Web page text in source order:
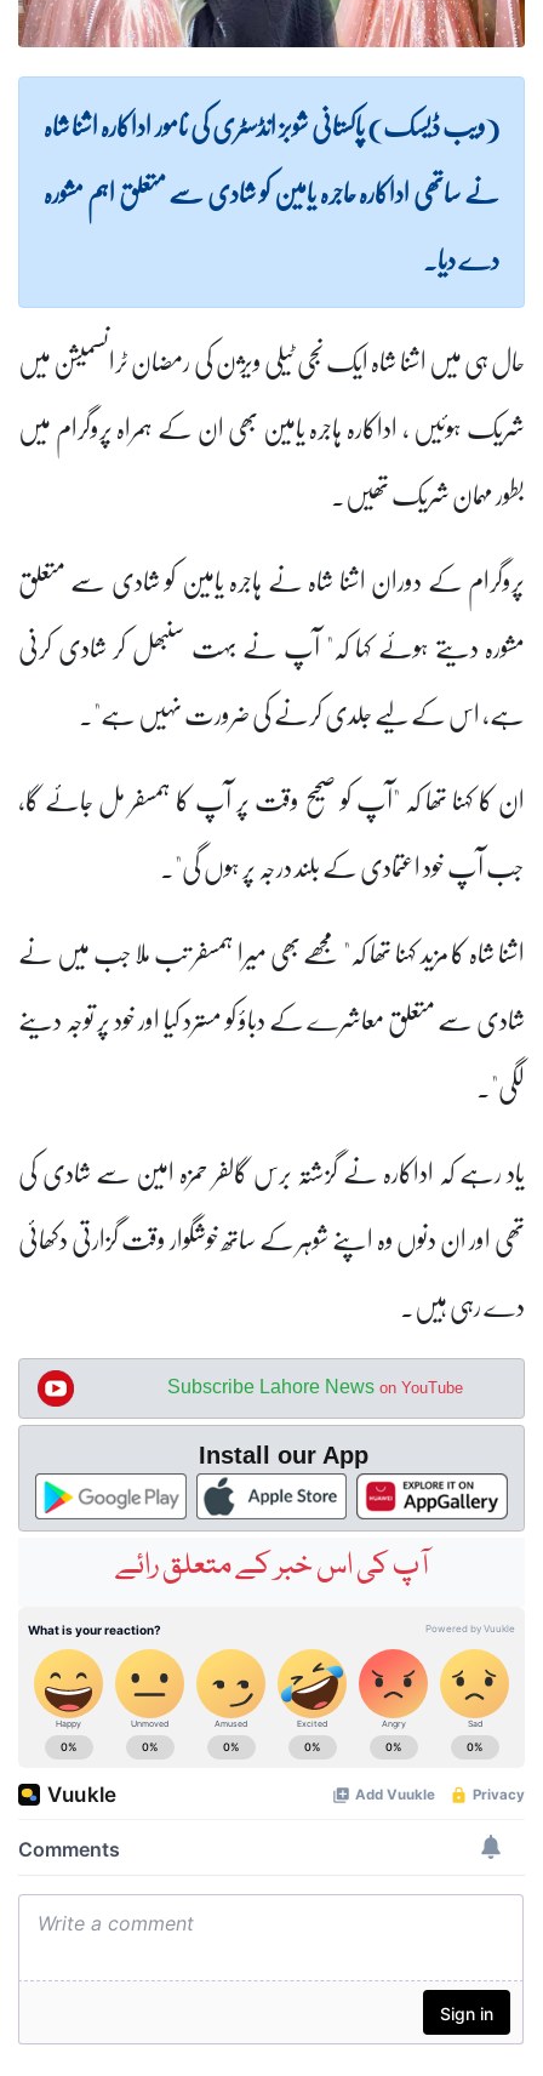
(ویب ڈیسک) پاکستانی شوبز انڈسٹری کی نامور اداکارہ اشنا شاہ
نے ساتھی اداکارہ حاجرہ یامین کو شادی سے متعلق اہم مشورہ
دے دیا۔
حال ہی میں اشنا شاہ ایک نجی ٹیلی ویژن کی رمضان ٹرانسمیشن میں
شریک ہوئیں ، اداکارہ ہاجرہ یامین بھی ان کے ہمراہ پروگرام میں
بطور مہمان شریک تھیں۔
پروگرام کے دوران اشنا شاہ نے ہاجرہ یامین کو شادی سے متعلق
مشورہ دیتے ہوئے کہا کہ" آپ نے بہت سنبھل کر شادی کرنی
ہے، اس کے لیے جلدی کرنے کی ضرورت نہیں ہے"۔
ان کا کہنا تھا کہ "آپ کو صحیح وقت پر آپ کا ہمسفر مل جائے گا،
جب آپ خود اعتمادی کے بلند درجہ پر ہوں گی"۔
اشنا شاہ کا مزید کہنا تھا کہ" مجھے بھی میرا ہمسفر تب ملا جب میں نے
شادی سے متعلق معاشرے کے دباؤ کو مسترد کیا اور خود پر توجہ دینے
لگی"۔
یاد رہے کہ اداکارہ نے گزشتہ برس گالفر حمزہ امین سے شادی کی
تھی اور ان دنوں وہ اپنے شوہر کے ساتھ خوشگوار وقت گزارتی دکھائی
دے رہی ہیں۔
Subscribe Lahore News on YouTube
Install our App
آپ کی اس خبر کے متعلق رائے